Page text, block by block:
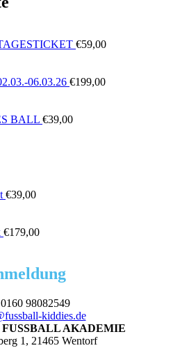
€59,00
06.03.26 €199,00
BALL €39,00
€39,00
€179,00
98082549
kiddies.de
AKADEMIE
1, 21465 Wentorf